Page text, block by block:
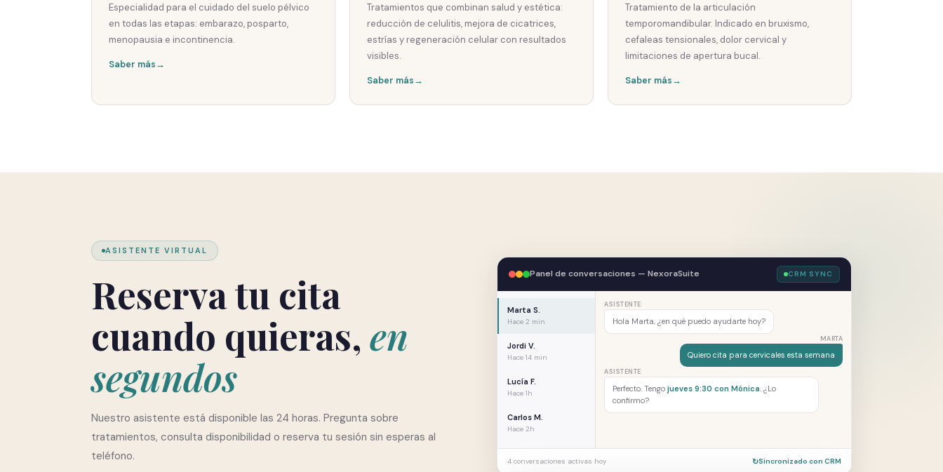
Especialidad para el cuidado del suelo pélvico
en todas las etapas: embarazo, posparto,
menopausia e incontinencia.
Saber más→
Tratamientos que combinan salud y estética:
reducción de celulitis, mejora de cicatrices,
estrías y regeneración celular con resultados
visibles.
Saber más→
Tratamiento de la articulación
temporomandibular. Indicado en bruxismo,
cefaleas tensionales, dolor cervical y
limitaciones de apertura bucal.
Saber más→
ASISTENTE VIRTUAL
Reserva tu cita
cuando quieras, en
segundos
Nuestro asistente está disponible las 24 horas. Pregunta sobre
tratamientos, consulta disponibilidad o reserva tu sesión sin esperas al
teléfono.
Panel de conversaciones — NexoraSuite CRM SYNC
Marta S.
Hace 2 min
Jordi V.
Hace 14 min
Lucía F.
Hace 1h
Carlos M.
Hace 2h
ASISTENTE
Hola Marta, ¿en qué puedo ayudarte hoy?
MARTA
Quiero cita para cervicales esta semana
ASISTENTE
Perfecto. Tengo jueves 9:30 con Mónica . ¿Lo
confirmo?
4 conversaciones activas hoy ↻Sincronizado con CRM